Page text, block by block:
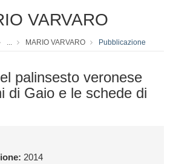
VARVARO
... MARIO VARVARO Pubblicazione
palinsesto veronese
di Gaio e le schede di
2014